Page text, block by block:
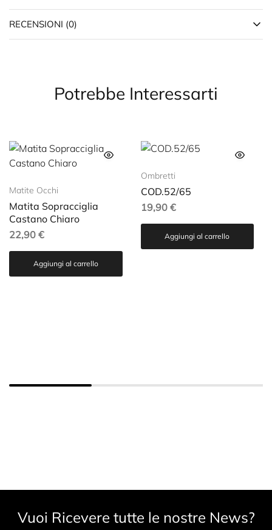
RECENSIONI (0)
Potrebbe Interessarti
Matite Occhi
Matita Sopracciglia
Castano Chiaro
22,90 €
Aggiungi al carrello
Ombretti
COD.52/65
19,90 €
Aggiungi al carrello
Vuoi Ricevere tutte le nostre News?